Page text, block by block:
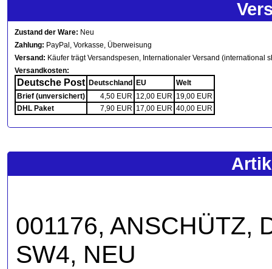
Zustand der Ware: Neu
Zahlung: PayPal, Vorkasse, Überweisung
Versand: Käufer trägt Versandspesen, Internationaler Versand (international
Versandkosten:
Deutsche Post Deutschland EU
Welt
Brief (unversichert)
4,50 EUR 12,00 EUR 19,00 EUR
DHL Paket
7,90 EUR 17,00 EUR 40,00 EUR
001176, ANSCHÜTZ,
SW4, NEU